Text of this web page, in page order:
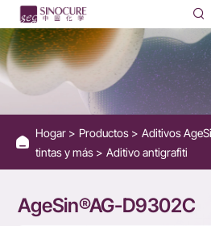
AG-
D9302C
Anti-
graffiti
Silicone
additive
Hogar Productos
Aditivos
tintas y más
Aditivo antigrafiti
AgeSin®AG-D9302C